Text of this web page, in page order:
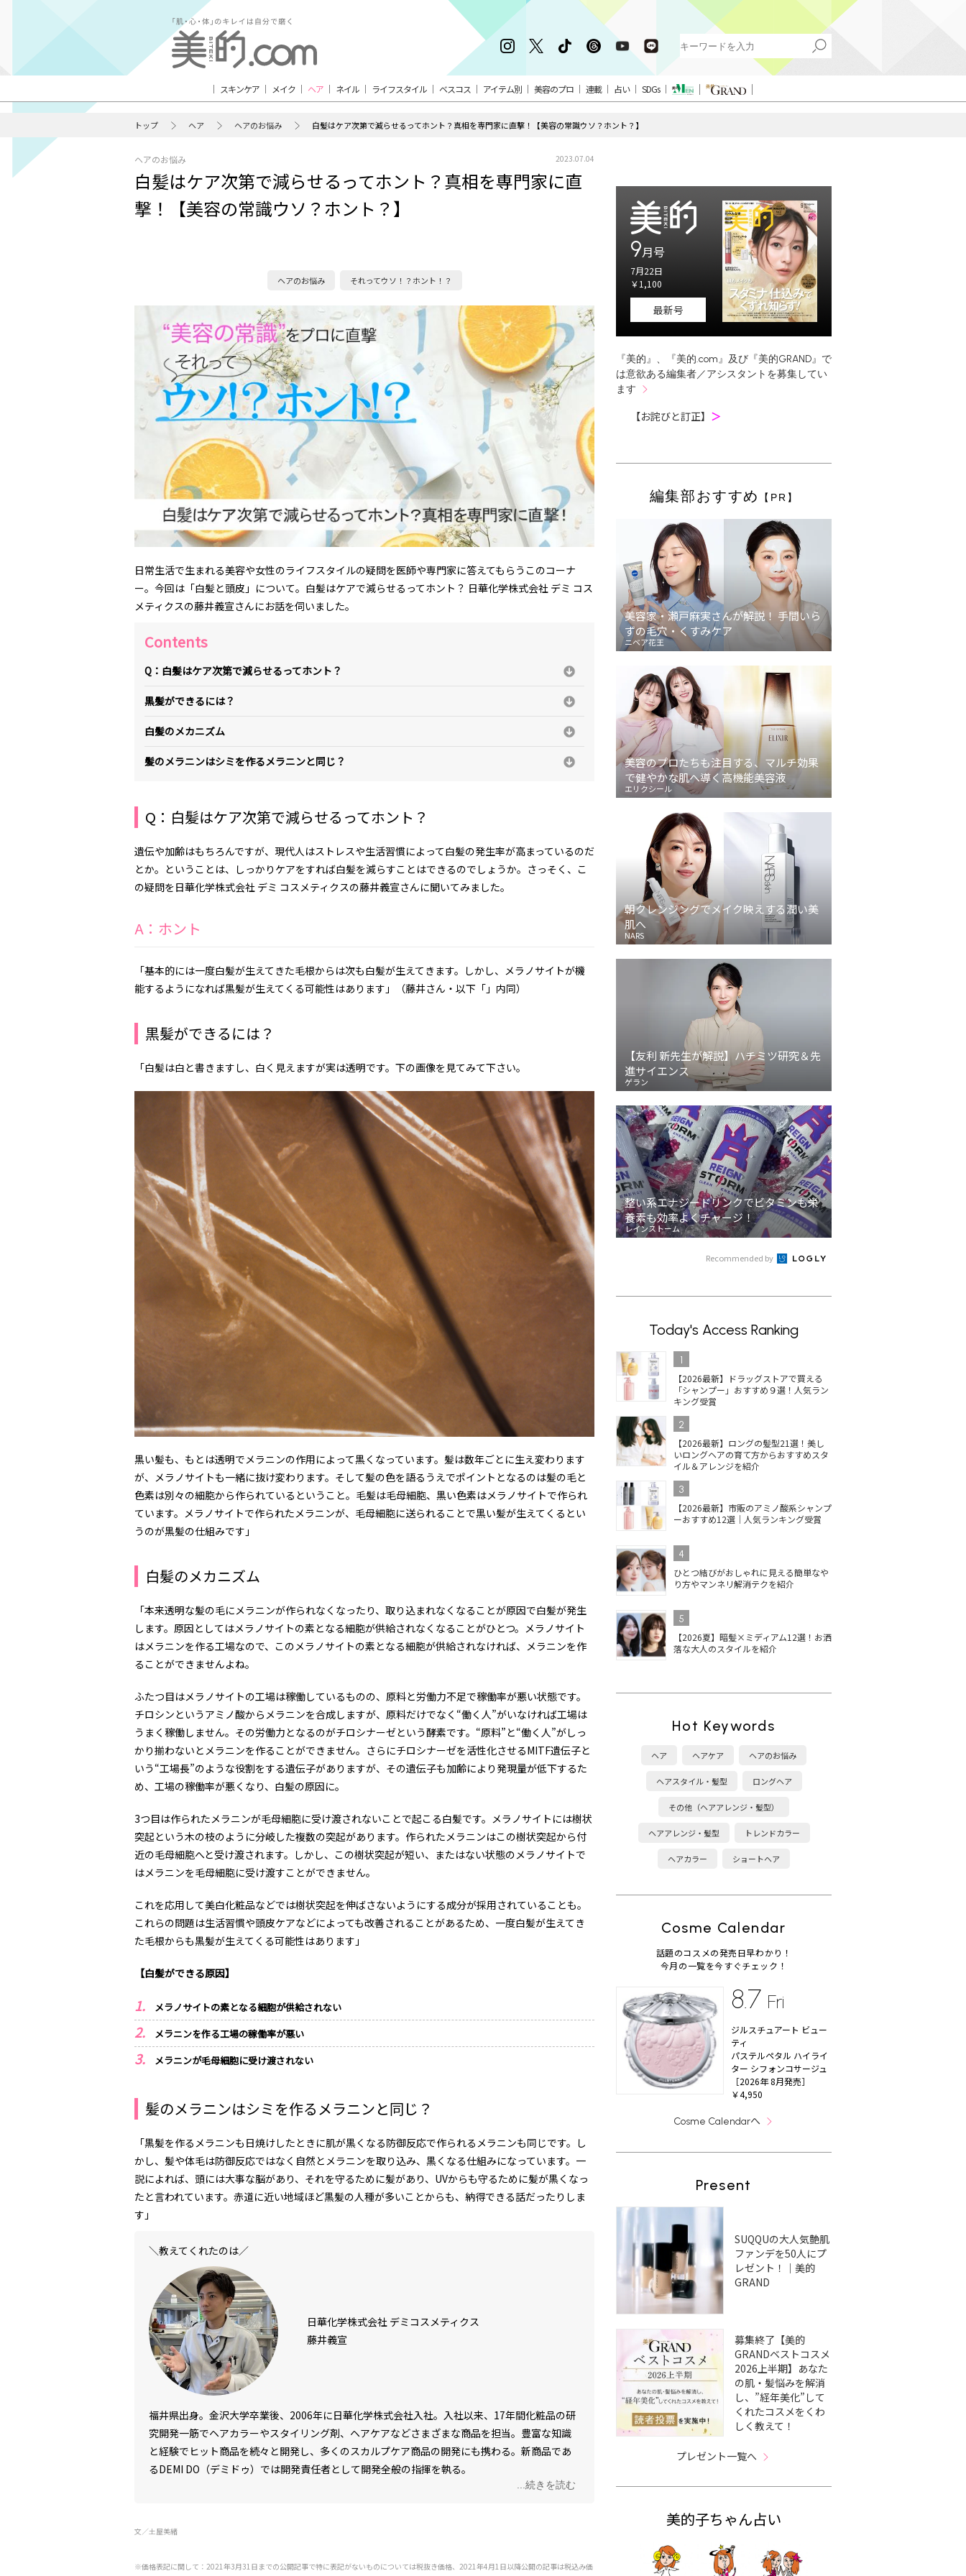
スキンケア メイク ヘア ネイル ライフスタイル ベスコス アイテム別 美容のプロ 連載 占い SDGs
トップ ヘア ヘアのお悩み 白髪はケア次第で減らせるってホント？真相を専門家に直撃！【美容の常識ウソ？ホント？】
ヘアのお悩み 2023.07.04
白髪はケア次第で減らせるってホント？真相を専門家に直
撃！【美容の常識ウソ？ホント？】
ヘアのお悩み それってウソ！？ホント！？
日常生活で生まれる美容や女性のライフスタイルの疑問を医師や専門家に答えてもらうこのコーナ
ー。今回は「白髪と頭皮」について。白髪はケアで減らせるってホント？ 日華化学株式会社 デミ コス
メティクスの藤井義宣さんにお話を伺いました。
Contents
Q：白髪はケア次第で減らせるってホント？
黒髪ができるには？
白髪のメカニズム
髪のメラニンはシミを作るメラニンと同じ？
Q：白髪はケア次第で減らせるってホント？
遺伝や加齢はもちろんですが、現代人はストレスや生活習慣によって白髪の発生率が高まっているのだ
とか。ということは、しっかりケアをすれば白髪を減らすことはできるのでしょうか。さっそく、こ
の疑問を日華化学株式会社 デミ コスメティクスの藤井義宣さんに聞いてみました。
A：ホント
「基本的には一度白髪が生えてきた毛根からは次も白髪が生えてきます。しかし、メラノサイトが機
能するようになれば黒髪が生えてくる可能性はあります」（藤井さん・以下「」内同）
黒髪ができるには？
「白髪は白と書きますし、白く見えますが実は透明です。下の画像を見てみて下さい。
黒い髪も、もとは透明でメラニンの作用によって黒くなっています。髪は数年ごとに生え変わります
が、メラノサイトも一緒に抜け変わります。そして髪の色を語るうえでポイントとなるのは髪の毛と
色素は別々の細胞から作られているということ。毛髪は毛母細胞、黒い色素はメラノサイトで作られ
ています。メラノサイトで作られたメラニンが、毛母細胞に送られることで黒い髪が生えてくるとい
うのが黒髪の仕組みです」
白髪のメカニズム
「本来透明な髪の毛にメラニンが作られなくなったり、取り込まれなくなることが原因で白髪が発生
します。原因としてはメラノサイトの素となる細胞が供給されなくなることがひとつ。メラノサイト
はメラニンを作る工場なので、このメラノサイトの素となる細胞が供給されなければ、メラニンを作
ることができませんよね。
ふたつ目はメラノサイトの工場は稼働しているものの、原料と労働力不足で稼働率が悪い状態です。
チロシンというアミノ酸からメラニンを合成しますが、原料だけでなく“働く人”がいなければ工場は
うまく稼働しません。その労働力となるのがチロシナーゼという酵素です。“原料”と“働く人”がしっ
かり揃わないとメラニンを作ることができません。さらにチロシナーゼを活性化させるMITF遺伝子と
いう“工場長”のような役割をする遺伝子がありますが、その遺伝子も加齢により発現量が低下するた
め、工場の稼働率が悪くなり、白髪の原因に。
3つ目は作られたメラニンが毛母細胞に受け渡されないことで起こる白髪です。メラノサイトには樹状
突起という木の枝のように分岐した複数の突起があります。作られたメラニンはこの樹状突起から付
近の毛母細胞へと受け渡されます。しかし、この樹状突起が短い、またはない状態のメラノサイトで
はメラニンを毛母細胞に受け渡すことができません。
これを応用して美白化粧品などでは樹状突起を伸ばさないようにする成分が採用されていることも。
これらの問題は生活習慣や頭皮ケアなどによっても改善されることがあるため、一度白髪が生えてき
た毛根からも黒髪が生えてくる可能性はあります」
【白髪ができる原因】
メラノサイトの素となる細胞が供給されない
メラニンを作る工場の稼働率が悪い
メラニンが毛母細胞に受け渡されない
髪のメラニンはシミを作るメラニンと同じ？
「黒髪を作るメラニンも日焼けしたときに肌が黒くなる防御反応で作られるメラニンも同じです。し
かし、髪や体毛は防御反応ではなく自然とメラニンを取り込み、黒くなる仕組みになっています。一
説によれば、頭には大事な脳があり、それを守るために髪があり、UVからも守るために髪が黒くなっ
たと言われています。赤道に近い地域ほど黒髪の人種が多いことからも、納得できる話だったりしま
す」
＼教えてくれたのは／
日華化学株式会社 デミコスメティクス
藤井義宣
福井県出身。金沢大学卒業後、2006年に日華化学株式会社入社。入社以来、17年間化粧品の研
究開発一筋でヘアカラーやスタイリング剤、ヘアケアなどさまざまな商品を担当。豊富な知識
と経験でヒット商品を続々と開発し、多くのスカルプケア商品の開発にも携わる。新商品であ
るDEMI DO（デミドゥ）では開発責任者として開発全般の指揮を執る。
...続きを読む
文／土屋美緒
※価格表記に関して：2021年3月31日までの公開記事で特に表記がないものについては税抜き価格、2021年4月1日以降公開の記事は税込み価
9月号
7月22日
￥1,100
最新号
『美的』、『美的.com』及び『美的GRAND』で
は意欲ある編集者／アシスタントを募集してい
ます
【お詫びと訂正】 ＞
編集部おすすめ 【PR】
美容家・瀬戸麻実さんが解説！ 手間いら
ずの毛穴・くすみケア
ニベア花王
美容のプロたちも注目する、マルチ効果
で健やかな肌へ導く高機能美容液
エリクシール
朝クレンジングでメイク映えする潤い美
肌へ
NARS
【友利 新先生が解説】ハチミツ研究＆先
進サイエンス
ゲラン
整い系エナジードリンクでビタミンも栄
養素も効率よくチャージ！
レインストーム
Recommended by
Today's Access Ranking
1
【2026最新】ドラッグストアで買える
「シャンプー」おすすめ９選！人気ラン
キング受賞
2
【2026最新】ロングの髪型21選！美し
いロングヘアの育て方からおすすめスタ
イル＆アレンジを紹介
3
【2026最新】市販のアミノ酸系シャンプ
ーおすすめ12選｜人気ランキング受賞
4
ひとつ結びがおしゃれに見える簡単なや
り方やマンネリ解消テクを紹介
5
【2026夏】暗髪×ミディアム12選！お洒
落な大人のスタイルを紹介
Hot Keywords
ヘア ヘアケア ヘアのお悩み
ヘアスタイル・髪型 ロングヘア
その他（ヘアアレンジ・髪型）
ヘアアレンジ・髪型 トレンドカラー
ヘアカラー ショートヘア
Cosme Calendar
話題のコスメの発売日早わかり！
今月の一覧を今すぐチェック！
8.7 Fri
ジルスチュアート ビュー
ティ
パステルペタル ハイライ
ター シフォンコサージュ
［2026年 8月発売］
￥4,950
Cosme Calendarへ
Present
SUQQUの大人気艶肌
ファンデを50人にプ
レゼント！｜美的
GRAND
募集終了【美的
GRANDベストコスメ
2026上半期】あなた
の肌・髪悩みを解消
し、”経年美化”して
くれたコスメをくわ
しく教えて！
プレゼント一覧へ
美的子ちゃん占い